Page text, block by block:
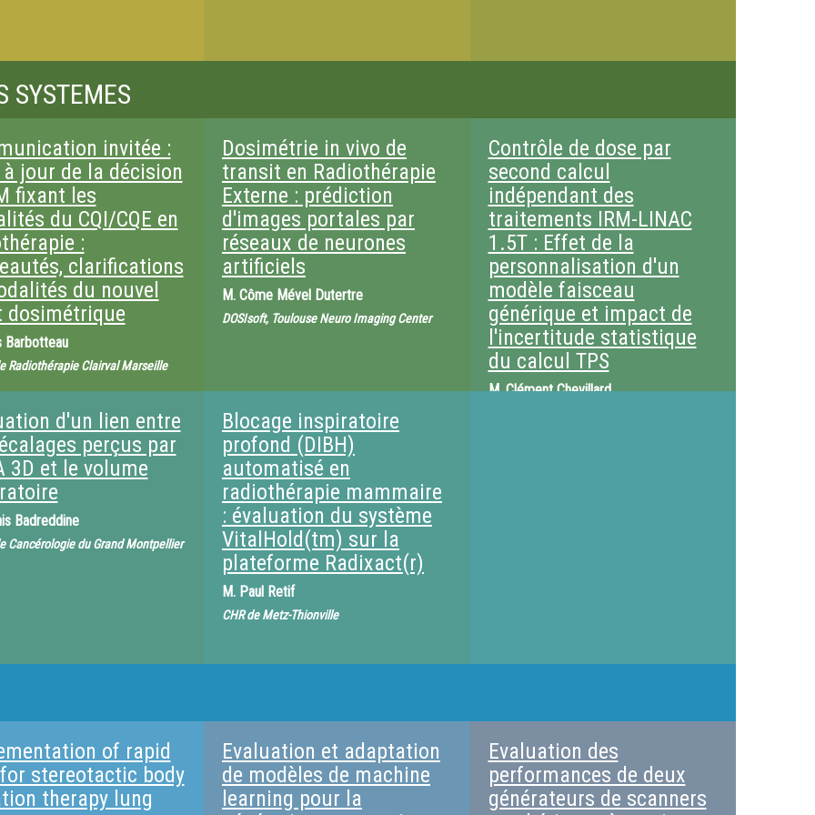
SYSTEMES
invitée :
jour de la décision
fixant les
du CQI/CQE en
:
clarifications
du nouvel
dosimétrique
Barbotteau
Radiothérapie Clairval Marseille
Dosimétrie in vivo de
transit en Radiothérapie
Externe : prédiction
d'images portales par
réseaux de neurones
artificiels
M. Côme Mével Dutertre
DOSIsoft, Toulouse Neuro Imaging Center
Contrôle de dose par
second calcul
indépendant des
traitements IRM-LINAC
1.5T : Effet de la
personnalisation d'un
modèle faisceau
générique et impact de
l'incertitude statistique
du calcul TPS
M. Clément Chevillard
d'un lien entre
perçus par
3D et le volume
Badreddine
Cancérologie du Grand Montpellier
Blocage inspiratoire
profond (DIBH)
automatisé en
radiothérapie mammaire
: évaluation du système
VitalHold(tm) sur la
plateforme Radixact(r)
M. Paul Retif
CHR de Metz-Thionville
of rapid
stereotactic body
therapy lung
Evaluation et adaptation
de modèles de machine
learning pour la
Evaluation des
performances de deux
générateurs de scanners